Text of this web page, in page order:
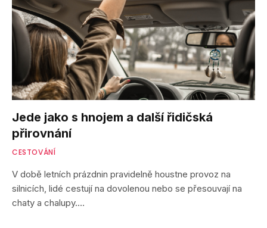
Jede jako s hnojem a další řidičská
přirovnání
CESTOVÁNÍ
V době letních prázdnin pravidelně houstne provoz na
silnicích, lidé cestují na dovolenou nebo se přesouvají na
chaty a chalupy.…